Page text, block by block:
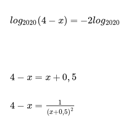
log2020(4 − x) = −2log2020
4 − x = x + 0, 5
4 − x =
1
(x+0,5)2